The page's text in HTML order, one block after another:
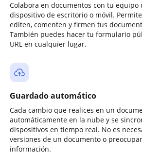
Colabora en documentos con tu equipo
dispositivo de escritorio o móvil.
editen, comenten y firmen tus
También puedes hacer tu formulario
URL en cualquier lugar.
Guardado automático
Cada cambio que realices en un
automáticamente en la nube y se
dispositivos en tiempo real. No es
versiones de un documento o
información.